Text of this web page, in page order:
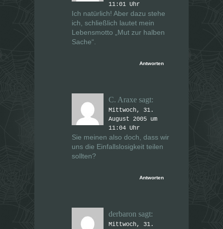
11:01 Uhr
Ich natürlich! Aber dazu stehe
ich, schließlich lautet mein
Lebensmotto „Mut zur halben
Sache“.
Antworten
C. Araxe sagt:
Mittwoch, 31.
August 2005 um
11:04 Uhr
Sie meinen also doch, dass wir
uns die Einfallslosigkeit teilen
sollten?
Antworten
derbaron sagt:
Mittwoch, 31.